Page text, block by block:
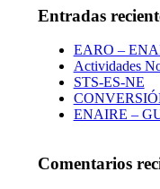
Entradas
EARO –
Actividades
STS-ES-NE
ENAIRE –
Comentarios